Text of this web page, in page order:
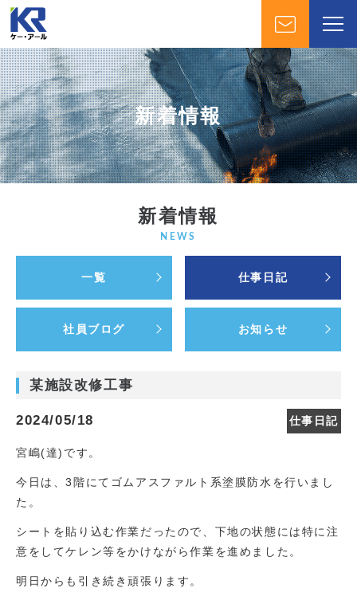
新着情報
新着情報
NEWS
一覧 仕事日記
社員ブログ お知らせ
某施設改修工事
2024/05/18 仕事日記
宮嶋(達)です。
今日は、3階にてゴムアスファルト系塗膜防水を行いまし
た。
シートを貼り込む作業だったので、下地の状態には特に注
意をしてケレン等をかけながら作業を進めました。
明日からも引き続き頑張ります。